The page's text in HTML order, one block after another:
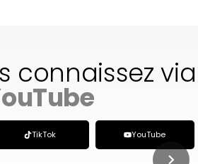
connaissez via
media
TikTok YouTube